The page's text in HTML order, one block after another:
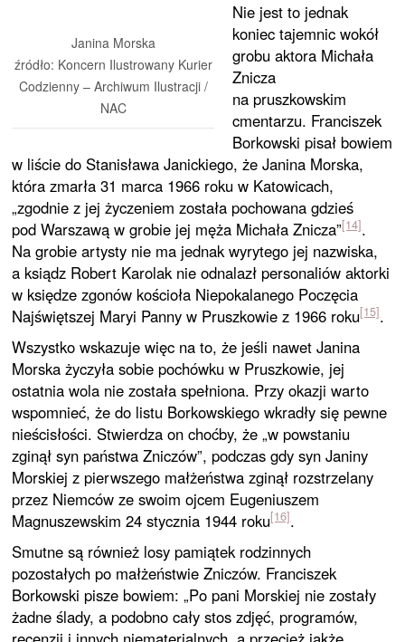
Janina Morska
źródło: Koncern Ilustrowany Kurier
Codzienny – Archiwum Ilustracji /
NAC
Nie jest to jednak
koniec tajemnic wokół
grobu aktora Michała
Znicza
na pruszkowskim
cmentarzu. Franciszek
Borkowski pisał bowiem
w liście do Stanisława Janickiego, że Janina Morska,
która zmarła 31 marca 1966 roku w Katowicach,
„zgodnie z jej życzeniem została pochowana gdzieś
pod Warszawą w grobie jej męża Michała Znicza”[14].
Na grobie artysty nie ma jednak wyrytego jej nazwiska,
a ksiądz Robert Karolak nie odnalazł personaliów aktorki
w księdze zgonów kościoła Niepokalanego Poczęcia
Najświętszej Maryi Panny w Pruszkowie z 1966 roku[15].
Wszystko wskazuje więc na to, że jeśli nawet Janina
Morska życzyła sobie pochówku w Pruszkowie, jej
ostatnia wola nie została spełniona. Przy okazji warto
wspomnieć, że do listu Borkowskiego wkradły się pewne
nieścisłości. Stwierdza on choćby, że „w powstaniu
zginął syn państwa Zniczów”, podczas gdy syn Janiny
Morskiej z pierwszego małżeństwa zginął rozstrzelany
przez Niemców ze swoim ojcem Eugeniuszem
Magnuszewskim 24 stycznia 1944 roku[16].
Smutne są również losy pamiątek rodzinnych
pozostałych po małżeństwie Zniczów. Franciszek
Borkowski pisze bowiem: „Po pani Morskiej nie zostały
żadne ślady, a podobno cały stos zdjęć, programów,